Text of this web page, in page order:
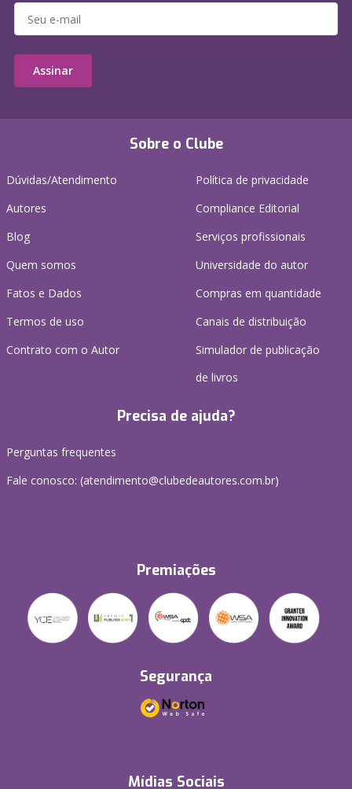
Sobre o Clube
Dúvidas/Atendimento
Autores
Blog
Quem somos
Fatos e Dados
Termos de uso
Contrato com o Autor
Política de privacidade
Compliance Editorial
Serviços profissionais
Universidade do autor
Compras em quantidade
Canais de distribuição
Simulador de publicação
de livros
Precisa de ajuda?
Perguntas frequentes
Fale conosco: (atendimento@clubedeautores.com.br)
Premiações
Segurança
Mídias Sociais
Assinar